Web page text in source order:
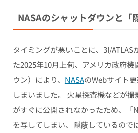
NASAのシャットダウンと「
タイミングが悪いことに、3I/ATLAS
た2025年10月上旬、アメリカ政府
ウン）により、 NASAのWebサイト
しまいました。 火星探査機などが
がすぐに公開されなかったため、「
を写してしまい、隠蔽しているので